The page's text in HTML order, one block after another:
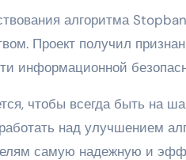
алгоритма
Проект получил
информационной
чтобы всегда быть на
над улучшением
самую надежную и